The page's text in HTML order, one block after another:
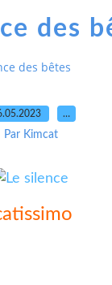
des
des bêtes
…
Par Kimcat